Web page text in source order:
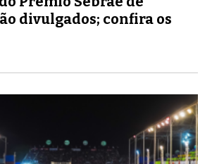
divulgados; confira os